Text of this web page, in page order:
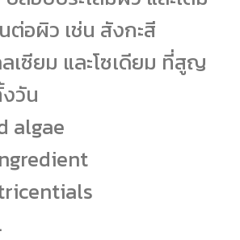
ต่อผิว เช่น สังกะสี
เซียม และโซเดียม ที่สูญ
วัน